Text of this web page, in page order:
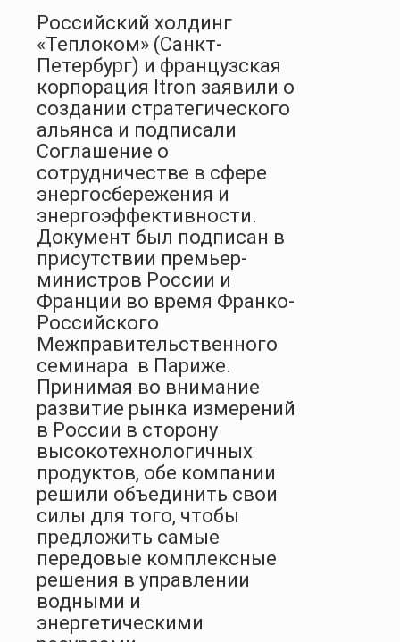
Российский холдинг
«Теплоком» (Санкт-
Петербург) и французская
корпорация Itron заявили о
создании стратегического
альянса и подписали
Соглашение о
сотрудничестве в сфере
энергосбережения и
энергоэффективности.
Документ был подписан в
присутствии премьер-
министров России и
Франции во время Франко-
Российского
Межправительственного
семинара в Париже.
Принимая во внимание
развитие рынка измерений
в России в сторону
высокотехнологичных
продуктов, обе компании
решили объединить свои
силы для того, чтобы
предложить самые
передовые комплексные
решения в управлении
водными и
энергетическими